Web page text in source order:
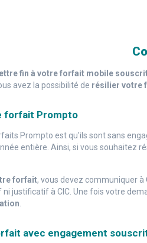
fin à votre forfait mobile
avez la possibilité de résilier votre
forfait Prompto
Prompto est qu'ils sont sans
entière. Ainsi, si vous souhaitez
forfait, vous devez communiquer à
justificatif à CIC. Une fois votre
avec engagement